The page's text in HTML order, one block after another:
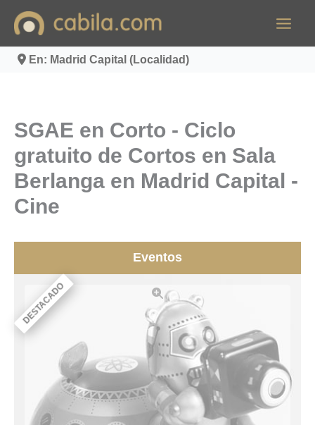
contenido
En: Madrid Capital (Localidad)
SGAE en Corto - Ciclo
gratuito de Cortos en Sala
Berlanga en Madrid Capital -
Cine
Eventos
DESTACADO